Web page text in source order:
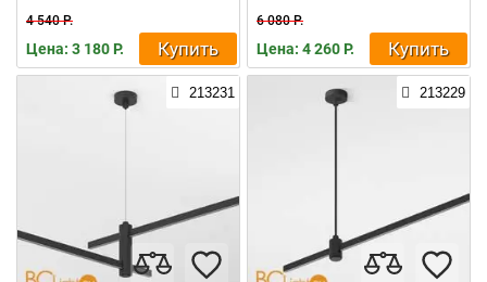
4 540 Р.
Цена: 3 180 Р. Купить
6 080 Р.
Цена: 4 260 Р. Купить
213231 213229